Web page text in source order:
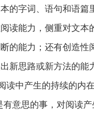
的字词、语句和语篇
读能力，侧重对文本
的能力；还有创造性
新思路或新方法的能
读中产生的持续的内
意思的事，对阅读产